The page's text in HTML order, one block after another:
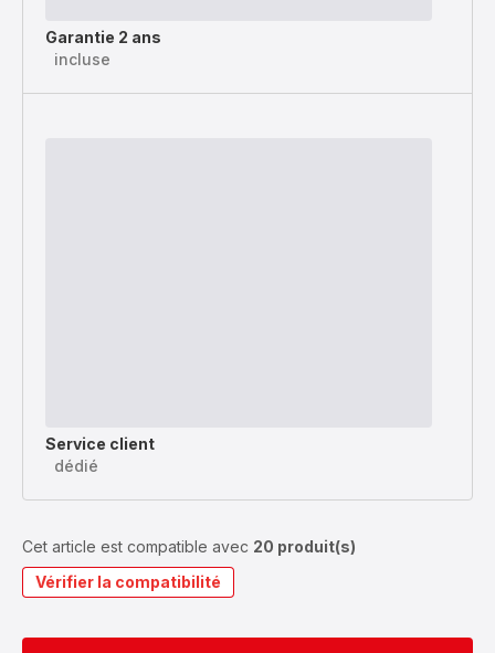
Garantie 2 ans
incluse
Service client
dédié
Cet article est compatible avec 20 produit(s)
Vérifier la compatibilité